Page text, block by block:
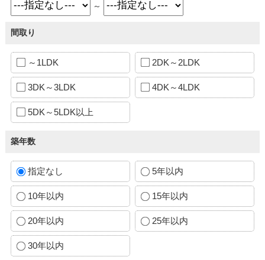
～
間取り
～1LDK 2DK～2LDK
3DK～3LDK 4DK～4LDK
5DK～5LDK以上
築年数
指定なし 5年以内
10年以内 15年以内
20年以内 25年以内
30年以内